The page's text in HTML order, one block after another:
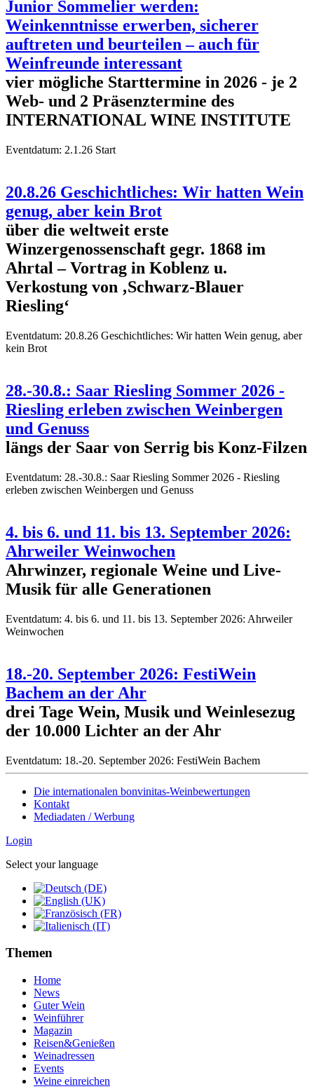
Junior Sommelier werden:
Weinkenntnisse erwerben, sicherer
auftreten und beurteilen – auch für
Weinfreunde interessant
vier mögliche Starttermine in 2026 - je 2
Web- und 2 Präsenztermine des
INTERNATIONAL WINE INSTITUTE
Eventdatum: 2.1.26 Start
20.8.26 Geschichtliches: Wir hatten Wein
genug, aber kein Brot
über die weltweit erste
Winzergenossenschaft gegr. 1868 im
Ahrtal – Vortrag in Koblenz u.
Verkostung von ‚Schwarz-Blauer
Riesling‘
Eventdatum: 20.8.26 Geschichtliches: Wir hatten Wein genug, aber
kein Brot
28.-30.8.: Saar Riesling Sommer 2026 -
Riesling erleben zwischen Weinbergen
und Genuss
längs der Saar von Serrig bis Konz-Filzen
Eventdatum: 28.-30.8.: Saar Riesling Sommer 2026 - Riesling
erleben zwischen Weinbergen und Genuss
4. bis 6. und 11. bis 13. September 2026:
Ahrweiler Weinwochen
Ahrwinzer, regionale Weine und Live-
Musik für alle Generationen
Eventdatum: 4. bis 6. und 11. bis 13. September 2026: Ahrweiler
Weinwochen
18.-20. September 2026: FestiWein
Bachem an der Ahr
drei Tage Wein, Musik und Weinlesezug
der 10.000 Lichter an der Ahr
Eventdatum: 18.-20. September 2026: FestiWein Bachem
Die internationalen bonvinitas-Weinbewertungen
Kontakt
Mediadaten / Werbung
Login
Select your language
Themen
Home
News
Guter Wein
Weinführer
Magazin
Reisen&Genießen
Weinadressen
Events
Weine einreichen